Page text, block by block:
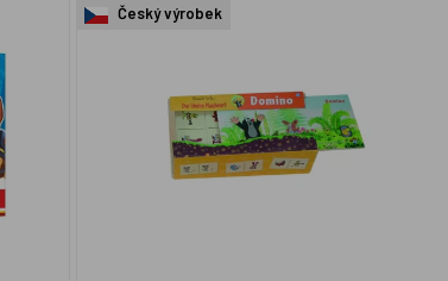
Český výrobek